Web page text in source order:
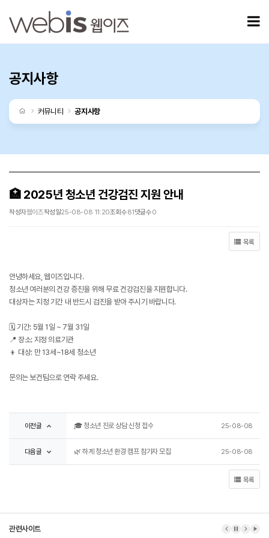
공지사항
처음으로
커뮤니티 공지사항
🏥 2025년 청소년 건강검진 지원 안내
작성자웹이즈작성일25-08-08 11:20조회수81댓글수0
목록
안녕하세요, 웹이즈입니다.
청소년 여러분의 건강 증진을 위해 무료 건강검진을 지원합니다.
대상자는 지정 기간 내 반드시 검진을 받아 주시기 바랍니다.
🗓 기간: 5월 1일 ~ 7월 31일
📍 장소: 지정 의료기관
👦 대상: 만 13세~18세 청소년
문의는 보건팀으로 연락 주세요.
이전글 🎓 청소년 진로 상담 신청 접수 25-08-08
다음글 🌿 하계 청소년 환경 캠프 참가자 모집 25-08-08
목록
관련사이트 이전 배너
배너 정지
다음 배
배